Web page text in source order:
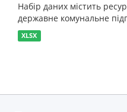
Набір даних містить
державне комунальне
XLSX